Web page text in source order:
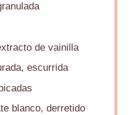
de vainilla
escurrida
blanco, derretido